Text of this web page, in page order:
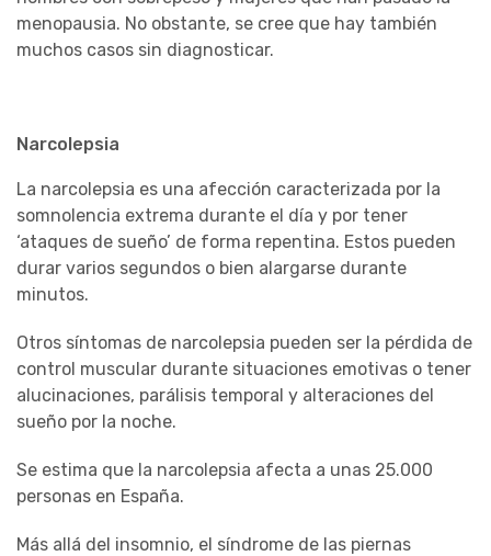
menopausia. No obstante, se cree que hay también
muchos casos sin diagnosticar.
Narcolepsia
La narcolepsia es una afección caracterizada por la
somnolencia extrema durante el día y por tener
‘ataques de sueño’ de forma repentina. Estos pueden
durar varios segundos o bien alargarse durante
minutos.
Otros síntomas de narcolepsia pueden ser la pérdida de
control muscular durante situaciones emotivas o tener
alucinaciones, parálisis temporal y alteraciones del
sueño por la noche.
Se estima que la narcolepsia afecta a unas 25.000
personas en España.
Más allá del insomnio, el síndrome de las piernas